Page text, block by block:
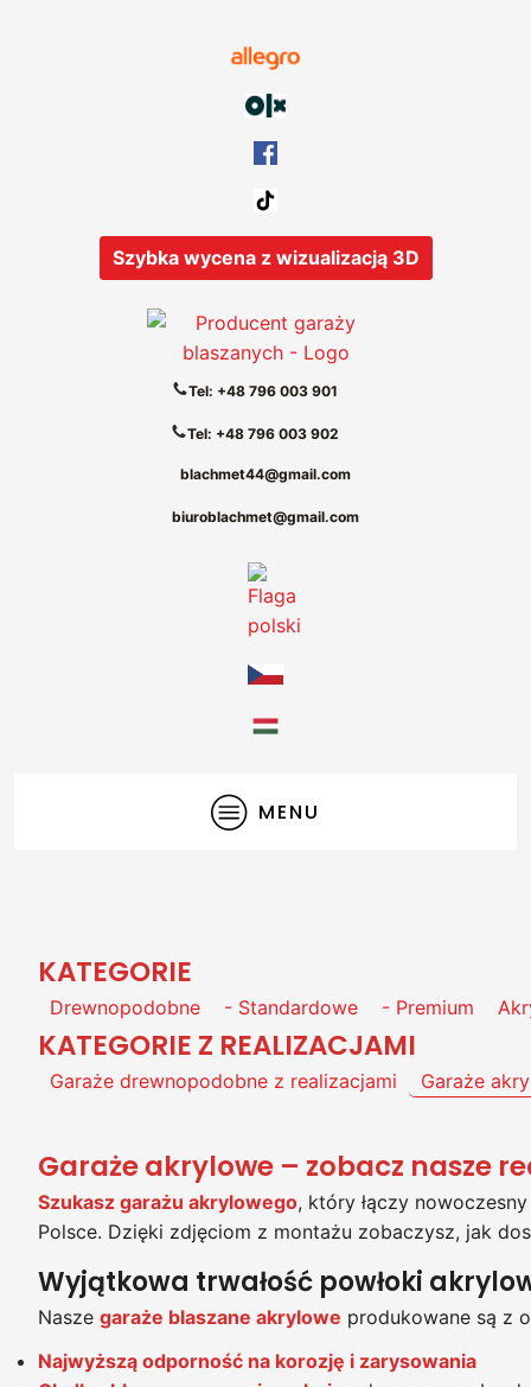
Szybka wycena z wizualizacją 3D
Tel: +48 796 003 901
Tel: +48 796 003 902
blachmet44@gmail.com
biuroblachmet@gmail.com
MENU
KATEGORIE
Drewnopodobne - Standardowe - Premium
KATEGORIE Z REALIZACJAMI
Garaże drewnopodobne z realizacjami Garaże
Garaże akrylowe – zobacz nasze
Szukasz garażu akrylowego, który łączy
Polsce. Dzięki zdjęciom z montażu zobaczysz, jak
Wyjątkowa trwałość powłoki
Nasze garaże blaszane akrylowe produkowane są z
Najwyższą odporność na korozję i zarysowania